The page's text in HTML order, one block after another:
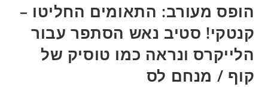
הופס מעורב: התאומים החליטו –
קנטקי! סטיב נאש הסתפר עבור
הלייקרס ונראה כמו טוסיק של
קוף / מנחם לס